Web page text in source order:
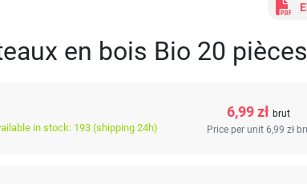
en bois Bio 20 pièces
in stock: 193 (shipping 24h)
6,99 zł brut
Price per unit 6,99 zł